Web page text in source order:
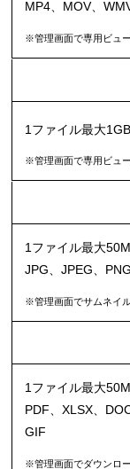
MP4、MOV、
※管理画面で専用ビュ
1ファイル最大
※管理画面で専用ビュ
1ファイル最大
JPG、JPEG、
※管理画面でサムネイ
1ファイル最大
PDF、XLSX、
GIF
※管理画面でダウンロ